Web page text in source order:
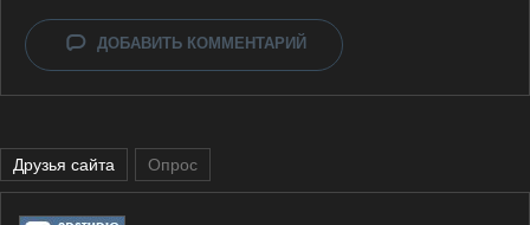
ДОБАВИТЬ КОММЕНТАРИЙ
Друзья сайта Опрос